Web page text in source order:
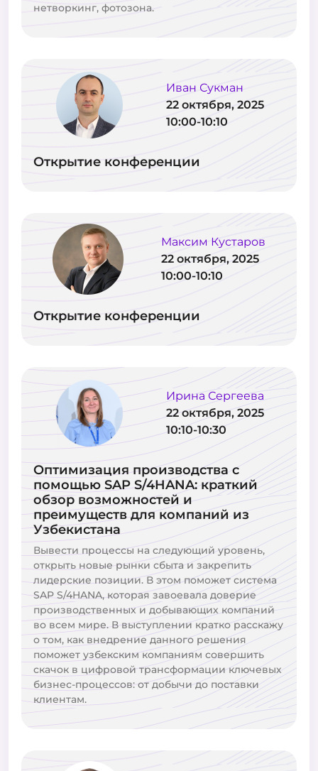
нетворкинг, фотозона.
Иван Сукман
22 октября, 2025
10:00-10:10
Открытие конференции
Максим Кустаров
22 октября, 2025
10:00-10:10
Открытие конференции
Ирина Сергеева
22 октября, 2025
10:10-10:30
Оптимизация производства с
помощью SAP S/4HANA: краткий
обзор возможностей и
преимуществ для компаний из
Узбекистана
Вывести процессы на следующий уровень,
открыть новые рынки сбыта и закрепить
лидерские позиции. В этом поможет система
SAP S/4HANA, которая завоевала доверие
производственных и добывающих компаний
во всем мире. В выступлении кратко расскажу
о том, как внедрение данного решения
поможет узбекским компаниям совершить
скачок в цифровой трансформации ключевых
бизнес-процессов: от добычи до поставки
клиентам.